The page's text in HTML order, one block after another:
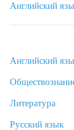
Английский
Английский
Литература
Русский язык